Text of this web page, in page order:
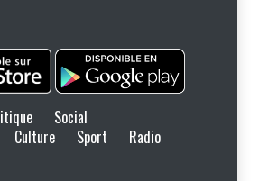
Social
Culture Sport Radio